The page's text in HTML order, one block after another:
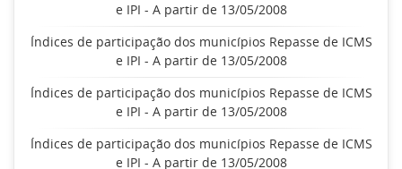
e IPI - A partir de 13/05/2008
Índices de participação dos municípios Repasse de ICMS
e IPI - A partir de 13/05/2008
Índices de participação dos municípios Repasse de ICMS
e IPI - A partir de 13/05/2008
Índices de participação dos municípios Repasse de ICMS
e IPI - A partir de 13/05/2008